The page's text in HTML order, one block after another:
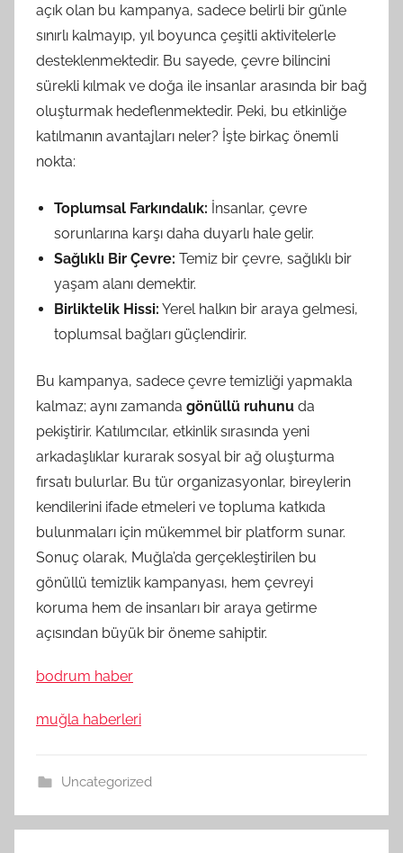
açık olan bu kampanya, sadece belirli bir günle
sınırlı kalmayıp, yıl boyunca çeşitli aktivitelerle
desteklenmektedir. Bu sayede, çevre bilincini
sürekli kılmak ve doğa ile insanlar arasında bir bağ
oluşturmak hedeflenmektedir. Peki, bu etkinliğe
katılmanın avantajları neler? İşte birkaç önemli
nokta:
Toplumsal Farkındalık: İnsanlar, çevre
sorunlarına karşı daha duyarlı hale gelir.
Sağlıklı Bir Çevre: Temiz bir çevre, sağlıklı bir
yaşam alanı demektir.
Birliktelik Hissi: Yerel halkın bir araya gelmesi,
toplumsal bağları güçlendirir.
Bu kampanya, sadece çevre temizliği yapmakla
kalmaz; aynı zamanda gönüllü ruhunu da
pekiştirir. Katılımcılar, etkinlik sırasında yeni
arkadaşlıklar kurarak sosyal bir ağ oluşturma
fırsatı bulurlar. Bu tür organizasyonlar, bireylerin
kendilerini ifade etmeleri ve topluma katkıda
bulunmaları için mükemmel bir platform sunar.
Sonuç olarak, Muğla’da gerçekleştirilen bu
gönüllü temizlik kampanyası, hem çevreyi
koruma hem de insanları bir araya getirme
açısından büyük bir öneme sahiptir.
bodrum haber
muğla haberleri
Uncategorized